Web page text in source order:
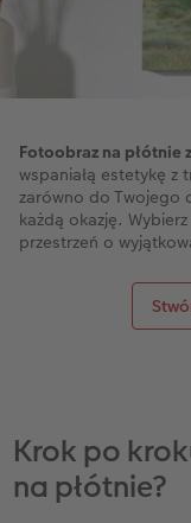
stabilne i
rama oraz
sprawiają,
Fotoobraz na płótnie
wspaniałą estetykę z
zarówno do Twojego
każdą okazję.
przestrzeń o
Krok po
na płótnie?